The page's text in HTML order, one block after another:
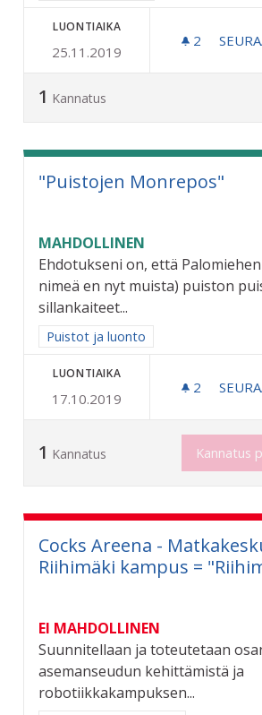
LUONTIAIKA
25.11.2019
2 2
1 Kannatus
"Puistojen Monrepos"
MAHDOLLINEN
Ehdotukseni on, että
nimeä en nyt muista) puiston
sillankaiteet...
Rajaa tulokset aihepiirin mukaan:
Puistot ja luonto
LUONTIAIKA
17.10.2019
2 2
1 Kannatus Kannatus
Cocks Areena -
Riihimäki kampus =
EI MAHDOLLINEN
Suunnitellaan ja toteutetaan
asemanseudun kehittämistä ja
robotiikkakampuksen...